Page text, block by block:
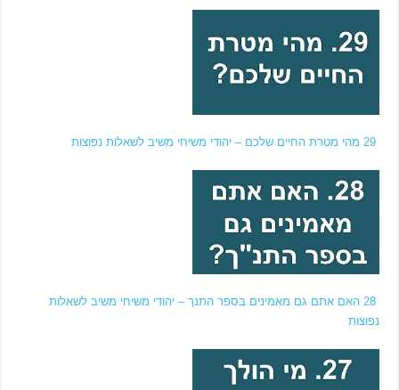
29 מהי מטרת החיים שלכם – יהודי משיחי משיב לשאלות נפוצות
28 האם אתם גם מאמינים בספר התנך – יהודי משיחי משיב לשאלות
נפוצות